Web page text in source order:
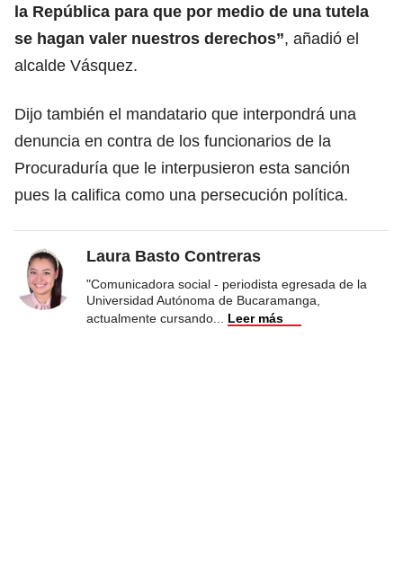
la República para que por medio de una tutela
se hagan valer nuestros derechos”, añadió el
alcalde Vásquez.
Dijo también el mandatario que interpondrá una
denuncia en contra de los funcionarios de la
Procuraduría que le interpusieron esta sanción
pues la califica como una persecución política.
Laura Basto Contreras
"Comunicadora social - periodista egresada de la
Universidad Autónoma de Bucaramanga,
actualmente cursando
Leer más